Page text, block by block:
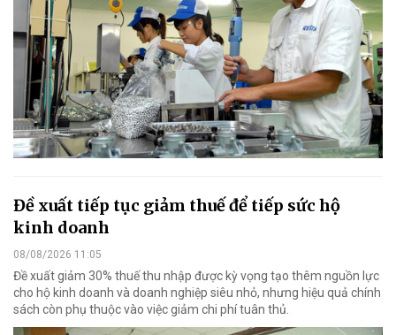
Đề xuất tiếp tục giảm thuế để tiếp sức hộ
kinh doanh
08/08/2026 11:05
Đề xuất giảm 30% thuế thu nhập được kỳ vọng tạo thêm nguồn lực
cho hộ kinh doanh và doanh nghiệp siêu nhỏ, nhưng hiệu quả chính
sách còn phụ thuộc vào việc giảm chi phí tuân thủ.